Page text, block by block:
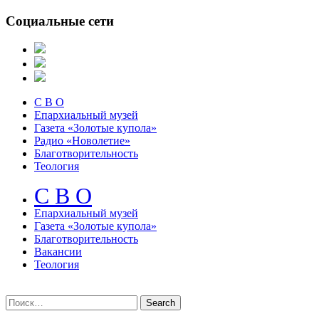
Социальные сети
С В О
Епархиальный музей
Газета «Золотые купола»
Радио «Новолетие»
Благотворительность
Теология
С В О
Епархиальный музeй
Газета «Золотые купола»
Благотворительность
Вакансии
Теология